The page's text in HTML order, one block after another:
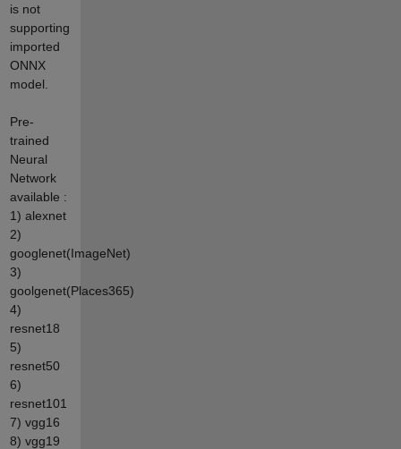
is not
supporting
imported
ONNX
model.
Pre-
trained
Neural
Network
available :
1) alexnet
2)
googlenet(ImageNet)
3)
goolgenet(Places365)
4)
resnet18
5)
resnet50
6)
resnet101
7) vgg16
8) vgg19